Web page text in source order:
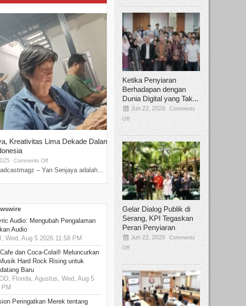
Kreativitas Lima Dekade Dalam
Comments Off
– Yan Senjaya adalah...
Tamee Irelly Menjadi Juri Open
Film Terbaru...
Sep 08, 2025 Comments Off
Bekasi, Broadcastmagz – Dalam upaya
talenta...
Audio: Mengubah Pengalaman
Audio
Wed, Aug 5 2026 11:58 PM
dan Coca-Cola® Meluncurkan
Hard Rock Rising untuk
Baru
Florida, Agustus, Wed, Aug 5
Peringatkan Merek tentang
Ketika Penyiaran
Berhadapan dengan
Dunia Digital yang Tak...
Jun 22, 2026
Comments
Off
Gelar Dialog Publik di
Serang, KPI Tegaskan
Peran Penyiaran
Jun 22, 2026
Comments
Off